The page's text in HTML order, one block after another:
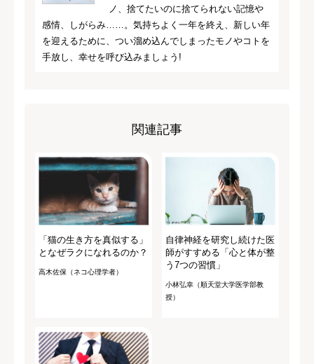
ノ、捨てたいのに捨てられない記憶や
感情、しがらみ……。気持ちよく一年を終え、新しい年
を迎えるために、つい溜め込んでしまったモノやコトを
手放し、幸せを呼び込みましょう!
関連記事
「猫の生き方を真似する」
となぜラクになれるのか？
高木佐保（ネコ心理学者）
自律神経を研究し続けた医
師がすすめる「心と体が整
う7つの習慣」
小林弘幸（順天堂大学医学部教
授）